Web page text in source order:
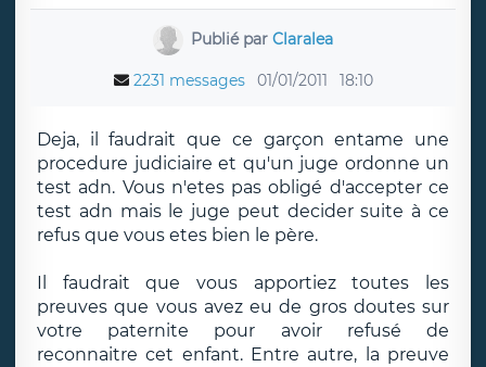
Publié parClaralea
2231 messages 01/01/2011 18:10
Deja, il faudrait que ce garçon entame une
procedure judiciaire et qu'un juge ordonne un
test adn. Vous n'etes pas obligé d'accepter ce
test adn mais le juge peut decider suite à ce
refus que vous etes bien le père.
Il faudrait que vous apportiez toutes les
preuves que vous avez eu de gros doutes sur
votre paternite pour avoir refusé de
reconnaitre cet enfant. Entre autre, la preuve